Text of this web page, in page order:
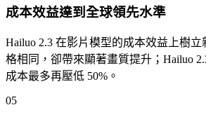
成本效益達到全球領先水準
Hailuo 2.3 在影片模型的成本效益上樹
格相同，卻帶來顯著畫質提升；Hailuo
成本最多再壓低 50%。
05